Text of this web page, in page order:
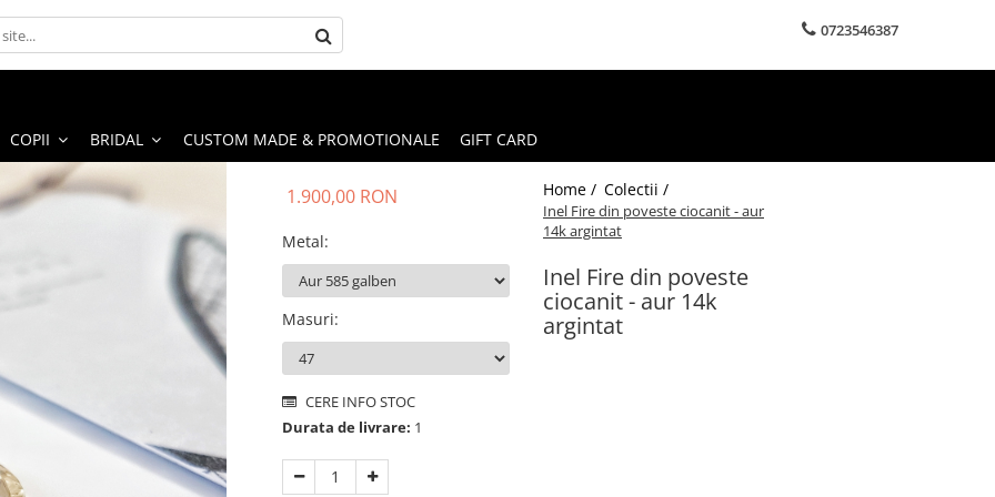
0723546387
COPII BRIDAL CUSTOM MADE & PROMOTIONALE GIFT CARD
Home / Colectii /
Inel Fire din poveste ciocanit - aur
14k argintat
Inel Fire din poveste
ciocanit - aur 14k
argintat
1.900,00 RON
Metal:
Masuri:
CERE INFO STOC
Durata de livrare: 1